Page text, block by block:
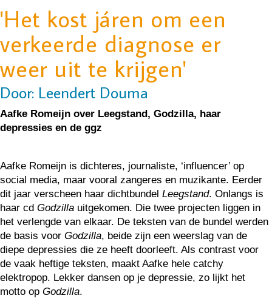
'Het kost járen om een
verkeerde diagnose er
weer uit te krijgen'
Door: Leendert Douma
Aafke Romeijn over Leegstand, Godzilla, haar
depressies en de ggz
Aafke Romeijn is dichteres, journaliste, ‘influencer’ op
social media, maar vooral zangeres en muzikante. Eerder
dit jaar verscheen haar dichtbundel Leegstand. Onlangs is
haar cd Godzilla uitgekomen. Die twee projecten liggen in
het verlengde van elkaar. De teksten van de bundel werden
de basis voor Godzilla, beide zijn een weerslag van de
diepe depressies die ze heeft doorleeft. Als contrast voor
de vaak heftige teksten, maakt Aafke hele catchy
elektropop. Lekker dansen op je depressie, zo lijkt het
motto op Godzilla.